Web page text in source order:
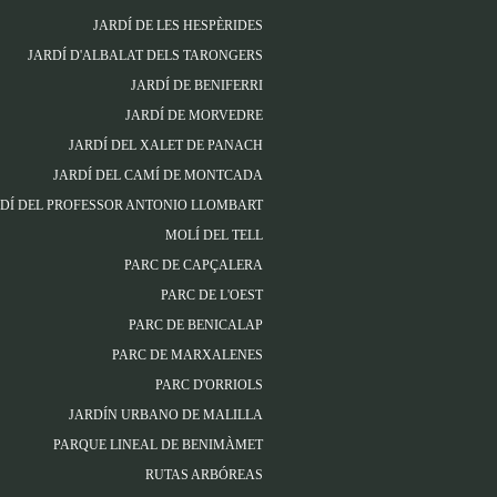
JARDÍ DE LES HESPÈRIDES
JARDÍ D'ALBALAT DELS TARONGERS
JARDÍ DE BENIFERRI
JARDÍ DE MORVEDRE
JARDÍ DEL XALET DE PANACH
JARDÍ DEL CAMÍ DE MONTCADA
DEL PROFESSOR ANTONIO LLOMBART
MOLÍ DEL TELL
PARC DE CAPÇALERA
PARC DE L'OEST
PARC DE BENICALAP
PARC DE MARXALENES
PARC D'ORRIOLS
JARDÍN URBANO DE MALILLA
PARQUE LINEAL DE BENIMÀMET
RUTAS ARBÓREAS